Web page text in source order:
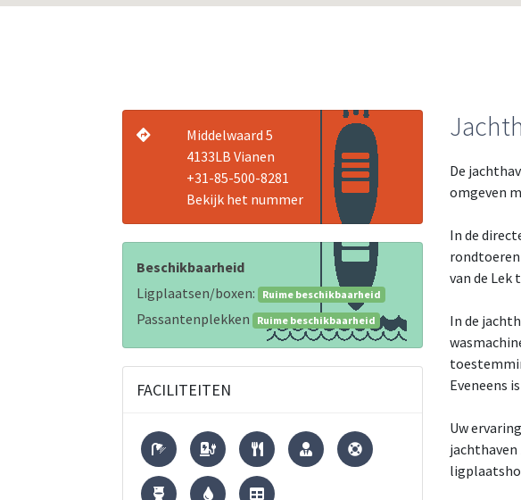
Middelwaard 5
4133LB Vianen
+31-85-500-8281
Bekijk het nummer
Beschikbaarheid
Ligplaatsen/boxen:
Ruime beschikbaarheid
Passantenplekken Ruime beschikbaarheid
FACILITEITEN
De
omgeven
In de
rondtoeren
van de Lek
In de
Eveneens
Uw